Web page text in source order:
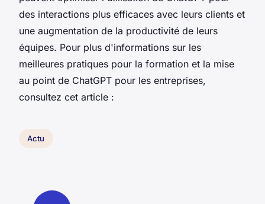
des interactions plus efficaces avec leurs clients et
une augmentation de la productivité de leurs
équipes. Pour plus d'informations sur les
meilleures pratiques pour la formation et la mise
au point de ChatGPT pour les entreprises,
consultez cet article :
Actu